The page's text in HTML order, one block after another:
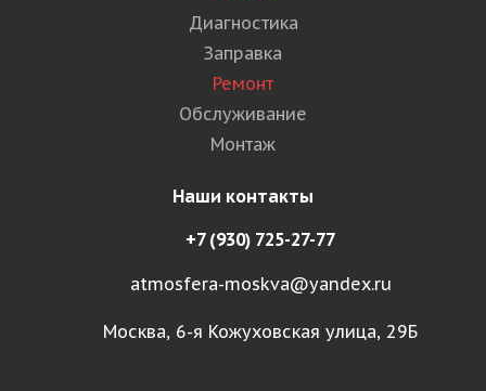
Диагностика
Заправка
Ремонт
Обслуживание
Монтаж
Наши контакты
+7 (930) 725-27-77
atmosfera-moskva@yandex.ru
Москва, 6-я Кожуховская улица, 29Б